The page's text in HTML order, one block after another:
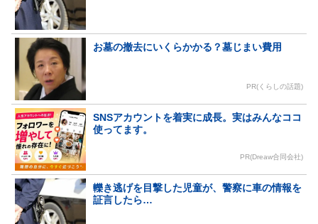
お墓の撤去にいくらかかる？墓じまい費用
PR(くらしの話題)
SNSアカウントを着実に成長。実はみんなココ
使ってます。
PR(Dreaw合同会社)
轢き逃げを目撃した児童が、警察に車の情報を
証言したら…